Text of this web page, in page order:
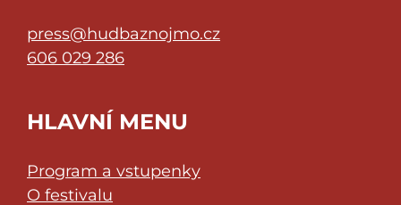
press@hudbaznojmo.cz
606 029 286
HLAVNÍ MENU
Program a vstupenky
O festivalu